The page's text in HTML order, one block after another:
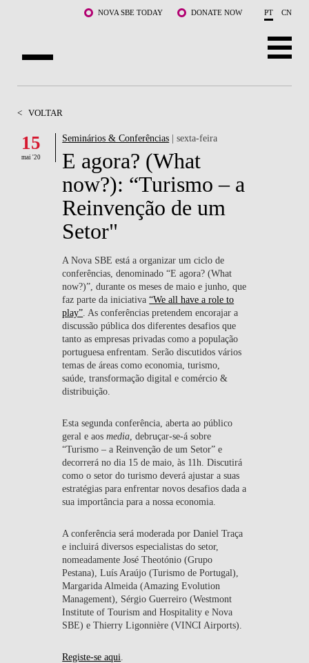
Saltar para o conteúdo principalNOVA SBE TODAY DONATE NOW PT CN
DOCENTES E INVESTIGAÇÃO
COMUNIDADE
< VOLTAR
15
mai '20
Seminários & Conferências | sexta-feira
E agora? (What
now?): “Turismo – a
Reinvenção de um
Setor"
A Nova SBE está a organizar um ciclo de
conferências, denominado “E agora? (What
now?)”, durante os meses de maio e junho, que
faz parte da iniciativa“We all have a role to
play” . As conferências pretendem encorajar a
discussão pública dos diferentes desafios que
tanto as empresas privadas como a população
portuguesa enfrentam. Serão discutidos vários
temas de áreas como economia, turismo,
saúde, transformação digital e comércio &
distribuição.
Esta segunda conferência, aberta ao público
geral e aosmedia , debruçar-se-á sobre
“Turismo – a Reinvenção de um Setor” e
decorrerá no dia 15 de maio, às 11h . Discutirá
como o setor do turismo deverá ajustar a suas
estratégias para enfrentar novos desafios dada a
sua importância para a nossa economia.
A conferência será moderada por Daniel Traça
e incluirá diversos especialistas do setor,
nomeadamenteJosé Theotónio (Grupo
Pestana), Luís Araújo (Turismo de Portugal),
Margarida Almeida (Amazing Evolution
Management), Sérgio Guerreiro (Westmont
Institute of Tourism and Hospitality e Nova
SBE) e Thierry Ligonnière (VINCI Airports)
Registe-se aqui